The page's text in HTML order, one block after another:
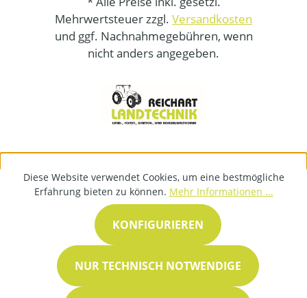
Mehrwertsteuer zzgl. Versandkosten
und ggf. Nachnahmegebühren, wenn
nicht anders angegeben.
Diese Website verwendet Cookies, um eine bestmögliche
Erfahrung bieten zu können. Mehr Informationen ...
NUR TECHNISCH NOTWENDIGE
KONFIGURIEREN